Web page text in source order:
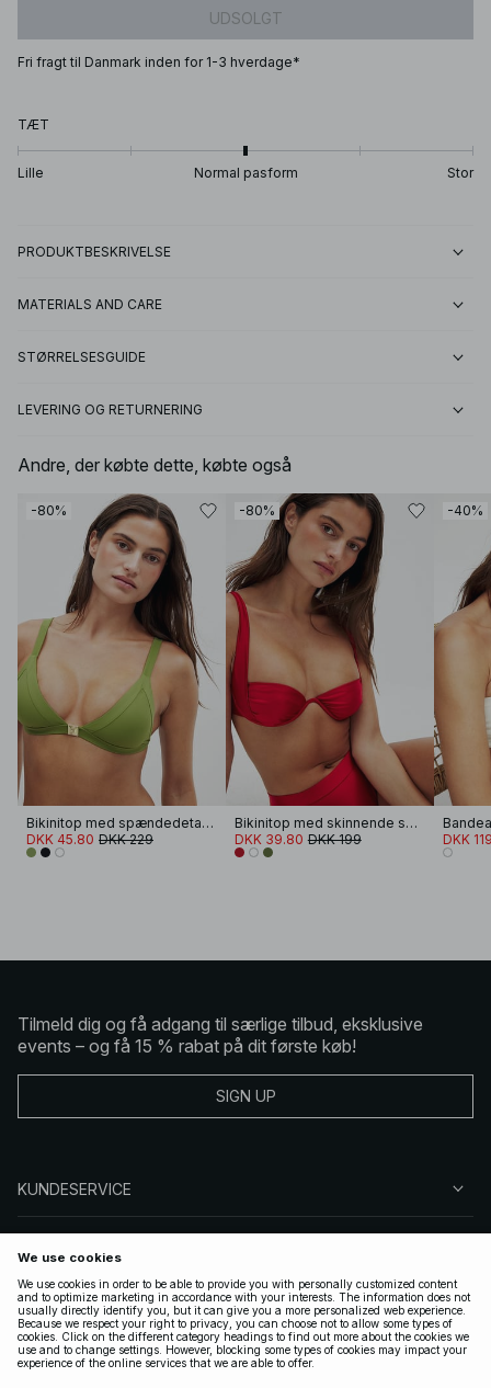
UDSOLGT
Fri fragt til Danmark inden for 1-3 hverdage*
TÆT
Lille Normal pasform Stor
PRODUKTBESKRIVELSE
MATERIALS AND CARE
STØRRELSESGUIDE
LEVERING OG RETURNERING
Andre, der købte dette, købte også
-80%
Bikinitop med spændedetalje
DKK 45.80 DKK 229
-80%
Bikinitop med skinnende skåle
DKK 39.80 DKK 199
-40%
DKK
Tilmeld dig og få adgang til særlige tilbud, eksklusive
events – og få 15 % rabat på dit første køb!
SIGN UP
KUNDESERVICE
FØLG OS
GYLDIGE